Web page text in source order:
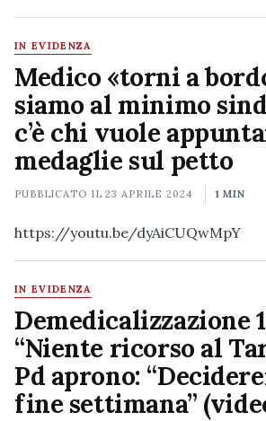
IN EVIDENZA
Medico «torni a
siamo al minimo
c’è chi vuole
medaglie sul petto
PUBBLICATO IL23 APRILE 2024 1 MIN
https://youtu.be/dyAiCUQwMpY
IN EVIDENZA
Demedicalizzazione
“Niente ricorso al
Pd aprono:
fine settimana”